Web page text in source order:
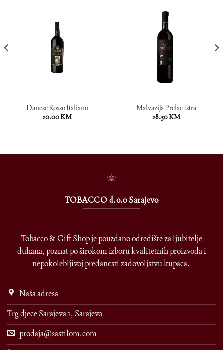
Danese Rosso Italiano
20.00KM
Malvazija Prelac Istra
28.50KM
TOBACCO d.o.o Sarajevo
Tobacco & Gift Shop je pouzdano odredište za ljubitelje
duhana, poznat po širokom izboru kvalitetnih proizvoda i
nepokolebljivoj predanosti zadovoljstvu kupaca.
Naša adresa
Trg djece Sarajeva 1, Sarajevo
prodaja@sastilom.com